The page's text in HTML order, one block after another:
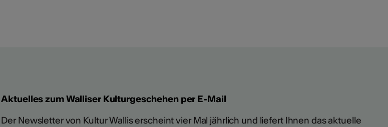
Aktuelles zum Walliser Kulturgeschehen per E-Mail
Der Newsletter von Kultur Wallis erscheint vier Mal jährlich und liefert Ihnen das aktuelle